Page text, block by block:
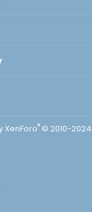
XenForo® © 2010-